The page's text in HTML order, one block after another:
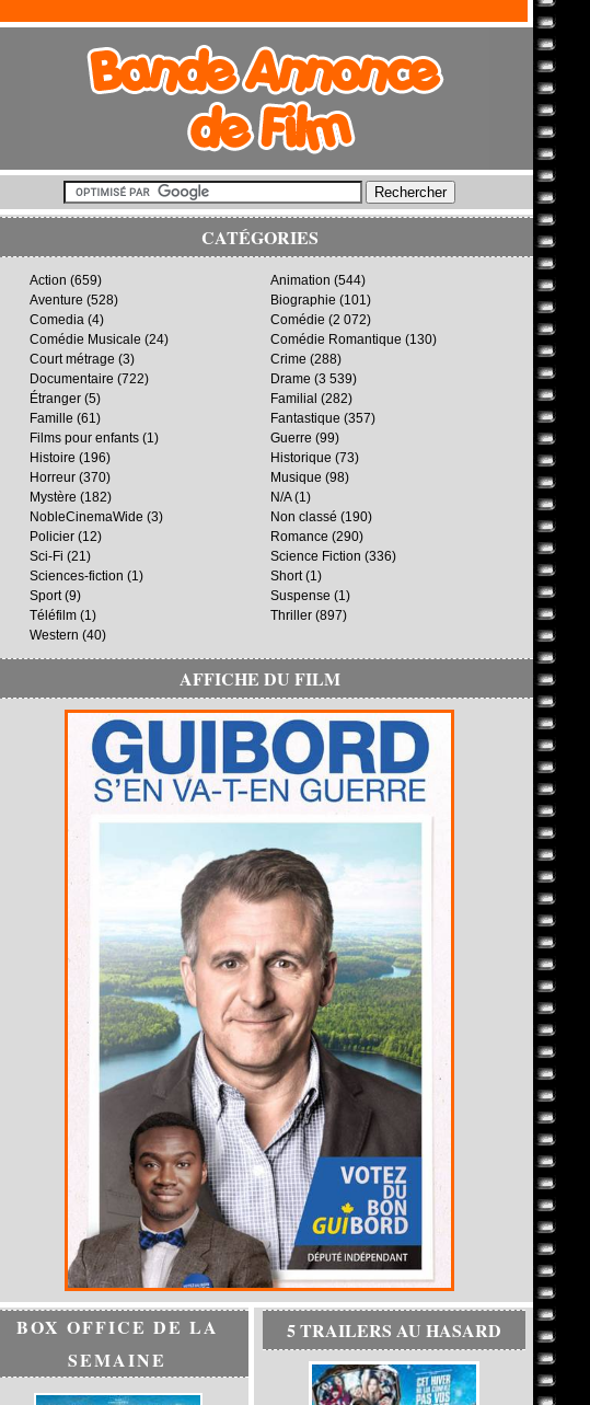
CATÉGORIES
Action (659) Animation (544)
Aventure (528) Biographie (101)
Comedia (4) Comédie (2 072)
Comédie Musicale (24) Comédie Romantique (130)
Court métrage (3) Crime (288)
Documentaire (722) Drame (3 539)
Étranger (5) Familial (282)
Famille (61) Fantastique (357)
Films pour enfants (1) Guerre (99)
Histoire (196) Historique (73)
Horreur (370) Musique (98)
Mystère (182) N/A(1)
NobleCinemaWide (3) Non classé (190)
Policier (12) Romance (290)
Sci-Fi (21) Science Fiction (336)
Sciences-fiction (1) Short(1)
Sport(9) Suspense (1)
Téléfilm (1) Thriller (897)
Western (40)
AFFICHE DU FILM
BOX OFFICE DE LA
SEMAINE
5 TRAILERS AU HASARD